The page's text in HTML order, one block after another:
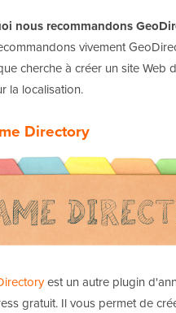
nous recommandons
vivement
cherche à créer un site Web
la localisation.
Directory
est un autre plugin
gratuit. Il vous permet de